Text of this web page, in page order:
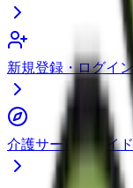
新規登録・ログイン
介護サービスガイド